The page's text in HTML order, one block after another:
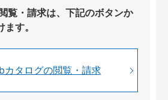
覧・請求は、下記のボタンか
す。
カタログの閲覧・請求